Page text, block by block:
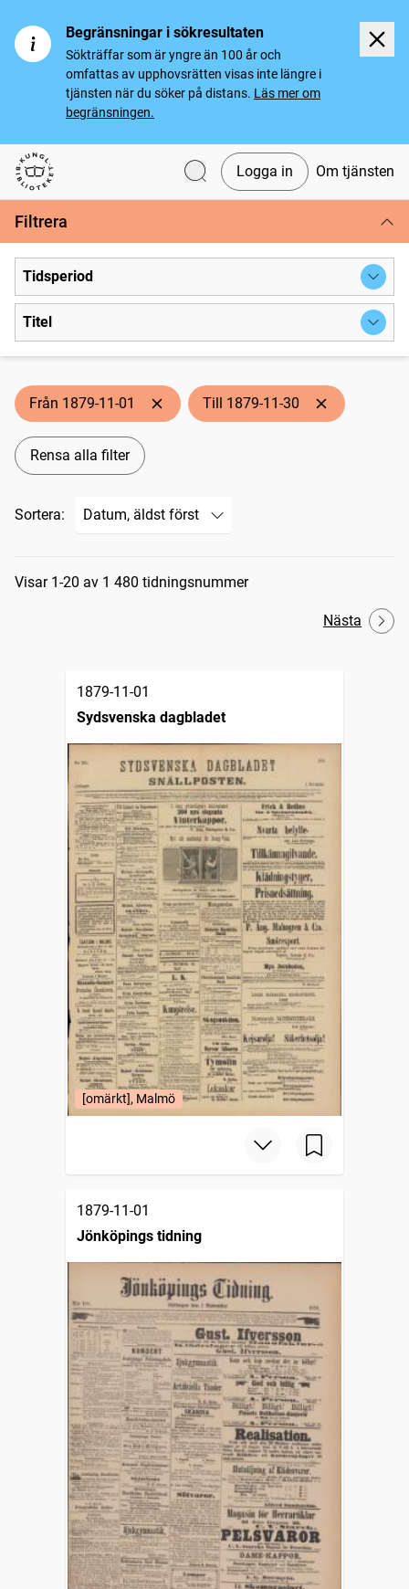
Begränsningar i sökresultaten
Sökträffar som är yngre än 100 år och
omfattas av upphovsrätten visas inte längre i
tjänsten när du söker på distans. Läs mer om
begränsningen.
Svenska tidningar
Logga in Om tjänsten
Filtrera
Tidsperiod
Titel
Från 1879-11-01 Till 1879-11-30
Rensa alla filter
Sortera:
Sökresultat
Visar 1-20 av 1 480 tidningsnummer
Nästa
1879-11-01
Sydsvenska dagbladet
[omärkt], Malmö
1879-11-01
Jönköpings tidning